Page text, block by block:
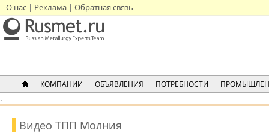
О нас Реклама Обратная связь
КОМПАНИИ ОБЪЯВЛЕНИЯ ПОТРЕБНОСТИ
.
Видео ТПП Молния